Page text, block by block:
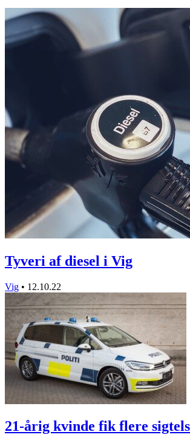
Tyveri af diesel i Vig
Vig • 12.10.22
21-årig kvinde fik flere